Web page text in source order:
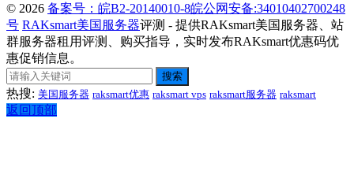
© 2026 备案号：皖B2-20140010-8皖公网安备:34010402700248
号 RAKsmart美国服务器评测 - 提供RAKsmart美国服务器、站
群服务器租用评测、购买指导，实时发布RAKsmart优惠码优
惠促销信息。
搜索
热搜: 美国服务器 raksmart优惠 raksmart vps raksmart服务器 raksmart
返回顶部